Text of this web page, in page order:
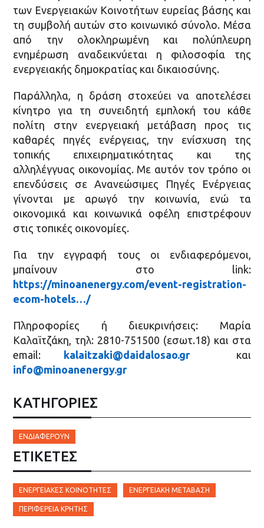
των Ενεργειακών Κοινοτήτων ευρείας βάσης και
τη συμβολή αυτών στο κοινωνικό σύνολο. Μέσα
από την ολοκληρωμένη και πολύπλευρη
ενημέρωση αναδεικνύεται η φιλοσοφία της
ενεργειακής δημοκρατίας και δικαιοσύνης.
Παράλληλα, η δράση στοχεύει να αποτελέσει
κίνητρο για τη συνειδητή εμπλοκή του κάθε
πολίτη στην ενεργειακή μετάβαση προς τις
καθαρές πηγές ενέργειας, την ενίσχυση της
τοπικής επιχειρηματικότητας και της
αλληλέγγυας οικονομίας. Με αυτόν τον τρόπο οι
επενδύσεις σε Ανανεώσιμες Πηγές Ενέργειας
γίνονται με αρωγό την κοινωνία, ενώ τα
οικονομικά και κοινωνικά οφέλη επιστρέφουν
στις τοπικές οικονομίες.
Για την εγγραφή τους οι ενδιαφερόμενοι,
μπαίνουν στο link:
https://minoanenergy.com/event-registration-
ecom-hotels…/
Πληροφορίες ή διευκρινήσεις: Μαρία
Καλαϊτζάκη, τηλ: 2810-751500 (εσωτ.18) και στα
email: kalaitzaki@daidalosao.grκαι
info@minoanenergy.gr
ΚΑΤΗΓΟΡΙΕΣ
ΕΝΔΙΑΦΈΡΟΥΝ
ΕΤΙΚΈΤΕΣ
ΕΝΕΡΓΕΙΑΚΈΣ ΚΟΙΝΌΤΗΤΕΣ ΕΝΕΡΓΕΙΑΚΉ ΜΕΤΆΒΑΣΗ
ΠΕΡΙΦΈΡΕΙΑ ΚΡΉΤΗΣ